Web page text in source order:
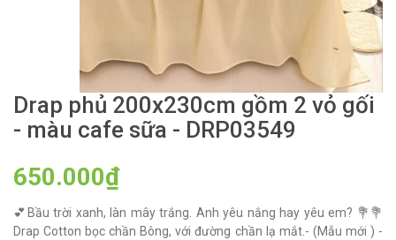
Drap phủ 200x230cm gồm 2 vỏ gối
- màu cafe sữa - DRP03549
650.000₫
💕Bầu trời xanh, làn mây trắng. Anh yêu nắng hay yêu em? 💐💐
Drap Cotton bọc chần Bông, với đường chần lạ mắt.- (Mẫu mới ) -